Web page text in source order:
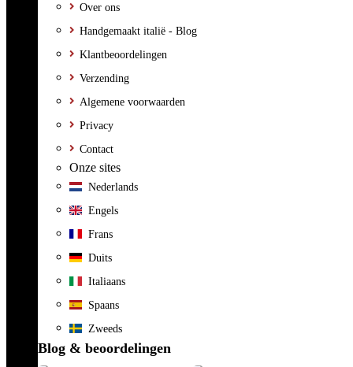
Over ons
Handgemaakt italië - Blog
Klantbeoordelingen
Verzending
Algemene voorwaarden
Privacy
Contact
Onze sites
Nederlands
Engels
Frans
Duits
Italiaans
Spaans
Zweeds
Blog & beoordelingen